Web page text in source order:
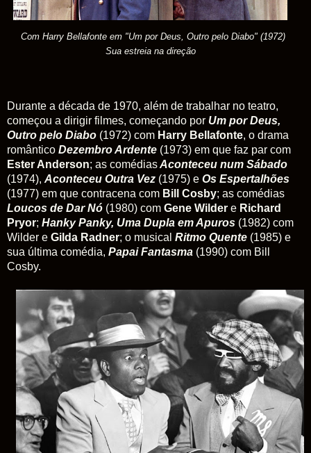
Com Harry Bellafonte em "Um por Deus, Outro pelo Diabo" (1972)
Sua estreia na direção
Durante a década de 1970, além de trabalhar no teatro,
começou a dirigir filmes, começando por Um por Deus,
Outro pelo Diabo (1972) com Harry Bellafonte, o drama
romântico Dezembro Ardente (1973) em que faz par com
Ester Anderson; as comédiasAconteceu num Sábado
(1974), Aconteceu Outra Vez (1975) e Os Espertalhões
(1977) em que contracena com Bill Cosby; as comédias
Loucos de Dar Nó (1980) com Gene Wilder e Richard
Pryor; Hanky Panky, Uma Dupla em Apuros (1982) com
Wilder e Gilda Radner; o musical Ritmo Quente (1985) e
sua última comédia, Papai Fantasma (1990) com Bill
Cosby.